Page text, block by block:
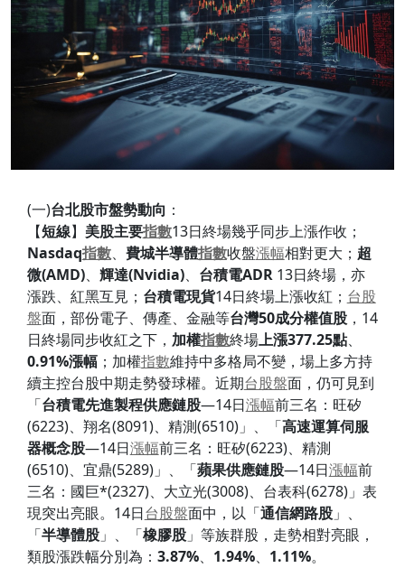
(一)台北股市盤勢動向 ：
【短線】 美股主要指數13日終場幾乎同步上漲作收；
Nasdaq指數、 費城半導體指數收盤漲幅相對更大； 超
微(AMD)、 輝達(Nvidia)、 台積電ADR 13日終場，亦
漲跌、紅黑互見； 台積電現貨14日終場上漲收紅； 台股
盤面，部份電子、傳產、金融等台灣50成分權值股，14
日終場同步收紅之下， 加權指數終場上漲377.25點、
0.91%漲幅；加權指數維持中多格局不變，場上多方持
續主控台股中期走勢發球權。近期台股盤面，仍可見到
「台積電先進製程供應鏈股—14日漲幅前三名：旺矽
(6223)、翔名(8091)、精測(6510)」、「高速運算伺服
器概念股—14日漲幅前三名：旺矽(6223)、精測
(6510)、宜鼎(5289)」、「蘋果供應鏈股—14日漲幅前
三名：國巨*(2327)、大立光(3008)、台表科(6278)」表
現突出亮眼。14日台股盤面中，以「通信網路股」、
「半導體股」、「橡膠股」等族群股，走勢相對亮眼，
類股漲跌幅分別為： 3.87%、 1.94%、 1.11%。